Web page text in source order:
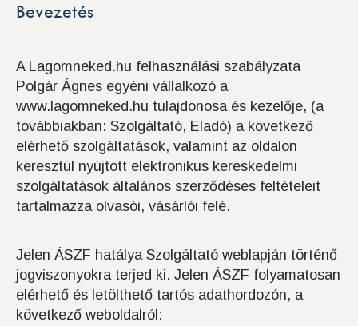
Bevezetés
A Lagomneked.hu felhasználási szabályzata
Polgár Ágnes egyéni vállalkozó a
www.lagomneked.hu tulajdonosa és kezelője, (a
továbbiakban: Szolgáltató, Eladó) a következő
elérhető szolgáltatások, valamint az oldalon
keresztül nyújtott elektronikus kereskedelmi
szolgáltatások általános szerződéses feltételeit
tartalmazza olvasói, vásárlói felé.
Jelen ÁSZF hatálya Szolgáltató weblapján történő
jogviszonyokra terjed ki. Jelen ÁSZF folyamatosan
elérhető és letölthető tartós adathordozón, a
következő weboldalról: